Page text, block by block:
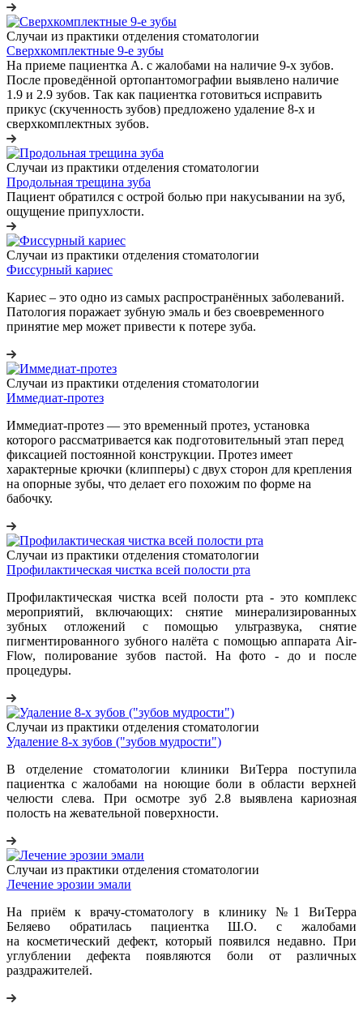
Случаи из практики отделения стоматологии
Сверхкомплектные 9-е зубы
На приеме пациентка А. с жалобами на наличие 9-х зубов.
После проведённой ортопантомографии выявлено наличие
1.9 и 2.9 зубов. Так как пациентка готовиться исправить
прикус (скученность зубов) предложено удаление 8-х и
сверхкомплектных зубов.
Случаи из практики отделения стоматологии
Продольная трещина зуба
Пациент обратился с острой болью при накусывании на зуб,
ощущение припухлости.
Случаи из практики отделения стоматологии
Фиссурный кариес
Кариес – это одно из самых распространённых заболеваний.
Патология поражает зубную эмаль и без своевременного
принятие мер может привести к потере зуба.
Случаи из практики отделения стоматологии
Иммедиат-протез
Иммедиат-протез — это временный протез, установка
которого рассматривается как подготовительный этап перед
фиксацией постоянной конструкции. Протез имеет
характерные крючки (клипперы) с двух сторон для крепления
на опорные зубы, что делает его похожим по форме на
бабочку.
Случаи из практики отделения стоматологии
Профилактическая чистка всей полости рта
Профилактическая чистка всей полости рта - это комплекс
мероприятий, включающих: снятие минерализированных
зубных отложений с помощью ультразвука, снятие
пигментированного зубного налёта с помощью аппарата Air-
Flow, полирование зубов пастой. На фото - до и после
процедуры.
Случаи из практики отделения стоматологии
Удаление 8-х зубов ("зубов мудрости")
В отделение стоматологии клиники ВиТерра поступила
пациентка с жалобами на ноющие боли в области верхней
челюсти слева. При осмотре зуб 2.8 выявлена кариозная
полость на жевательной поверхности.
Случаи из практики отделения стоматологии
Лечение эрозии эмали
На приём к врачу-стоматологу в клинику №1 ВиТерра
Беляево обратилась пациентка Ш.О. с жалобами
на косметический дефект, который появился недавно. При
углублении дефекта появляются боли от различных
раздражителей.